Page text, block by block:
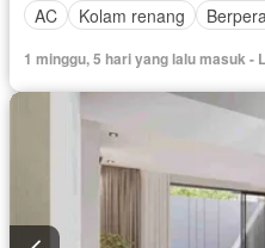
AC
Kolam renang
1 minggu, 5 hari yang lalu masuk -